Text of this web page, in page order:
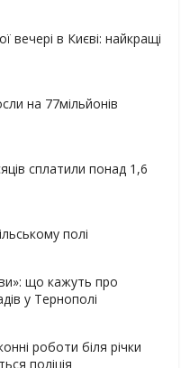
вечері в Києві: найкращі
на 77мільйонів
сплатили понад 1,6
полі
що кажуть про
у Тернополі
роботи біля річки
поліція